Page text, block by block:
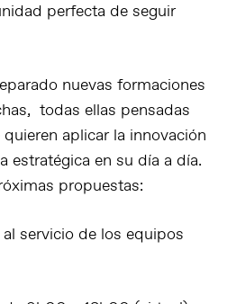
perfecta de seguir
nuevas formaciones
, todas ellas pensadas
aplicar la innovación
estratégica en su día a día.
propuestas:
servicio de los equipos